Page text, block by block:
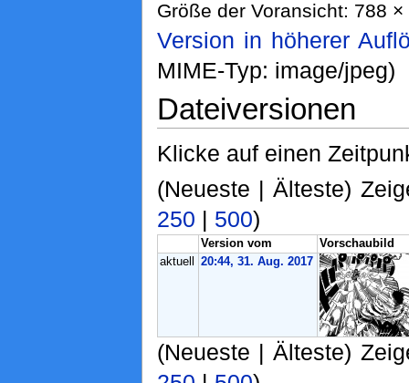
Größe der Voransicht: 788
Version in höherer
MIME-Typ: image/jpeg)
Dateiversionen
Klicke auf einen
(Neueste | Älteste)
250 | 500)
Version vom
Vorschaubild
aktuell
20:44, 31. Aug. 2017
(Neueste | Älteste)